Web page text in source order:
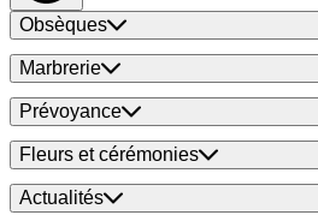
Obsèques
Marbrerie
Prévoyance
Fleurs et cérémonies
Actualités